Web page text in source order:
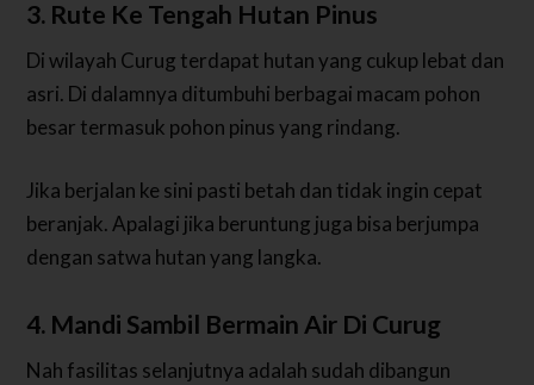
3. Rute Ke Tengah Hutan Pinus
Di wilayah Curug terdapat hutan yang cukup lebat dan
asri. Di dalamnya ditumbuhi berbagai macam pohon
besar termasuk pohon pinus yang rindang.
Jika berjalan ke sini pasti betah dan tidak ingin cepat
beranjak. Apalagi jika beruntung juga bisa berjumpa
dengan satwa hutan yang langka.
4. Mandi Sambil Bermain Air Di Curug
Nah fasilitas selanjutnya adalah sudah dibangun